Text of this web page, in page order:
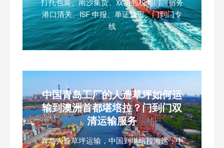
打托包装、南沙集货、双清包税到门、宿务
港口清关、ISF 申报、单证预审、门到门专
线
中国青岛工厂的人造草坪如何运
输到澳洲首都堪培拉？门到门双
清运输服务
青岛人造草坪运输，中国到堪培拉海运，中